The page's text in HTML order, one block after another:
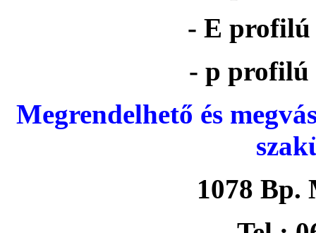
- E profilú
- p profilú
Megrendelhető és
1078 Bp.